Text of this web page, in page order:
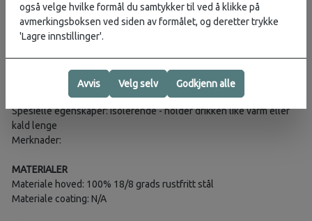
EGENSKAPER
Består av: Termoflaske med lokk
Bruk: Tur, jobb, skole, hverdag
Spesielle egenskaper: Isolerende - holder drikken like varm eller
kald lenge
Merknader:
MATERIALER
Materiale hoved: 100% 18/8 grads rustfritt stål
Materiale coating: N/A
også velge hvilke formål du samtykker til ved å klikke på
avmerkingsboksen ved siden av formålet, og deretter trykke
'Lagre innstillinger'.
Avvis Velg selv Godkjenn alle